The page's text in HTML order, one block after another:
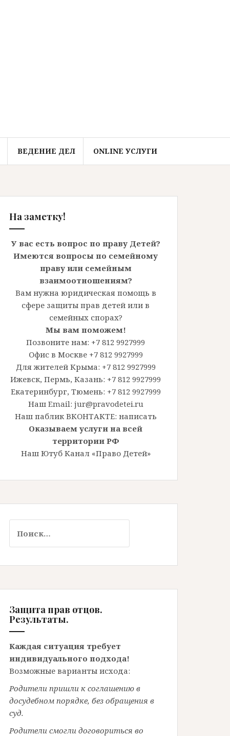
ВЕДЕНИЕ ДЕЛ ONLINE УСЛУГИ
На заметку!
У вас есть вопрос по праву Детей?
Имеются вопросы по семейному
праву или семейным
взаимоотношениям?
Вам нужна юридическая помощь в
сфере защиты прав детей или в
семейных спорах?
Мы вам поможем!
Позвоните нам: +7 812 9927999
Офис в Москве +7 812 9927999
Для жителей Крыма: +7 812 9927999
Ижевск, Пермь, Казань: +7 812 9927999
Екатеринбург, Тюмень: +7 812 9927999
Наш Email: jur@pravodetei.ru
Наш паблик ВКОНТАКТЕ: написать
Оказываем услуги на всей
территории РФ
Наш Ютуб Канал «Право Детей»
Защита прав отцов.
Результаты.
Каждая ситуация требует
индивидуального подхода!
Возможные варианты исхода:
Родители пришли к соглашению в
досудебном порядке, без обращения в
суд.
Родители смогли договориться во